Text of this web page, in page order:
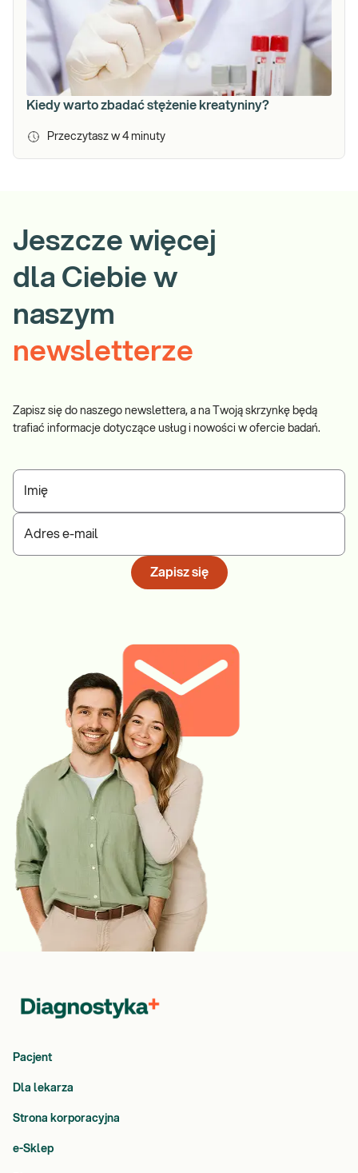
Kiedy warto zbadać stężenie kreatyniny?
Przeczytasz w 4 minuty
Jeszcze więcej
dla Ciebie w
naszym
newsletterze
Zapisz się do naszego newslettera, a na Twoją skrzynkę będą
trafiać informacje dotyczące usług i nowości w ofercie badań.
Imię
Adres e-mail
Zapisz się
Pacjent
Dla lekarza
Strona korporacyjna
e-Sklep